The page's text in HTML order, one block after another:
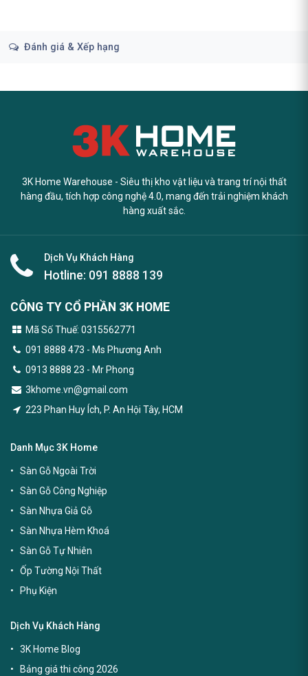
Đánh giá & Xếp hạng
3K Home Warehouse - Siêu thị kho vật liệu và trang trí nội thất
hàng đầu, tích hợp công nghệ 4.0, mang đến trải nghiệm khách
hàng xuất sắc.
Dịch Vụ Khách Hàng
Hotline: 091 8888 139
CÔNG TY CỔ PHẦN 3K HOME
Mã Số Thuế: 0315562771
091 8888 473 - Ms Phương Anh
0913 8888 23 - Mr Phong
3khome.vn@gmail.com
223 Phan Huy Ích, P. An Hội Tây, HCM
Danh Mục 3K Home
Sàn Gỗ Ngoài Trời
Sàn Gỗ Công Nghiệp
Sàn Nhựa Giả Gỗ
Sàn Nhựa Hèm Khoá
Sàn Gỗ Tự Nhiên
Ốp Tường Nội Thất
Phụ Kiện
Dịch Vụ Khách Hàng
3K Home Blog
Bảng giá thi công 2026